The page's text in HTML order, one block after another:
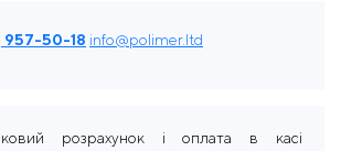
957-50-18 info@polimer.ltd
розрахунок і оплата в касі